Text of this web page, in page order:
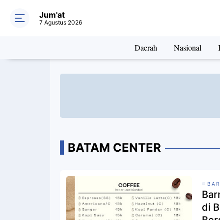
Jum'at
7 Agustus 2026
Daerah Nasional
BATAM CENTER
di